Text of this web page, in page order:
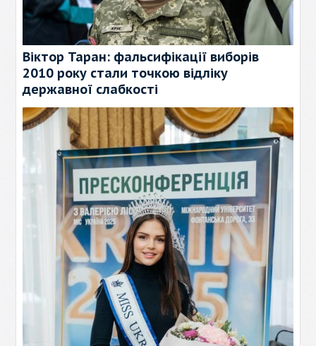
Віктор Таран: фальсифікації виборів
2010 року стали точкою відліку
державної слабкості